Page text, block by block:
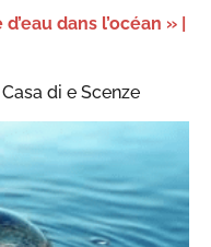
dans l’océan » |
Casa di e Scenze